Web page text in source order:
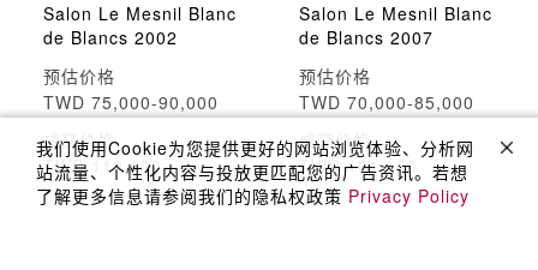
Salon Le Mesnil Blanc
de Blancs 2002
预估价格
TWD 75,000-90,000
成交价格
TWD 119,000
Salon Le Mesnil Blanc
de Blancs 2007
预估价格
TWD 70,000-85,000
成交价格
TWD 101,150
我们使用Cookie为您提供更好的网站浏览体验、分析网
站流量、个性化内容与投放更匹配您的广告资讯。若想
了解更多信息请参阅我们的隐私权政策 Privacy Policy